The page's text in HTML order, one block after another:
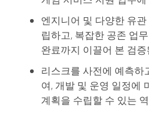
엔지니어 및 다양한 유
립하고, 복잡한 공존 업
완료까지 이끌어 본 검증
리스크를 사전에 예측하
여, 개발 및 운영 일정에
계획을 수립할 수 있는